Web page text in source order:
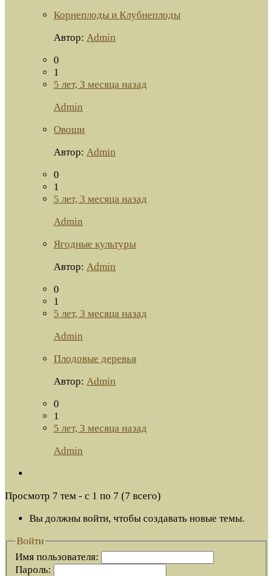
Корнеплоды и Клубнеплоды
Автор: Admin
0
1
5 лет, 3 месяца назад
Admin
Овощи
Автор: Admin
0
1
5 лет, 3 месяца назад
Admin
Ягодные культуры
Автор: Admin
0
1
5 лет, 3 месяца назад
Admin
Плодовые деревья
Автор: Admin
0
1
5 лет, 3 месяца назад
Admin
Просмотр 7 тем - с 1 по 7 (7 всего)
Вы должны войти, чтобы создавать новые темы.
Войти
Имя пользователя:
Пароль: